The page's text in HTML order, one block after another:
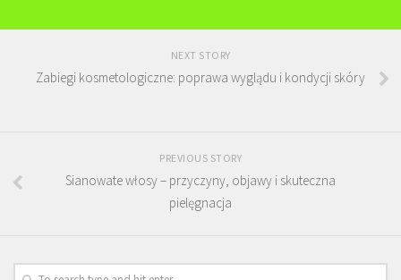
NEXT STORY
Zabiegi kosmetologiczne: poprawa wyglądu i kondycji skóry
PREVIOUS STORY
Sianowate włosy – przyczyny, objawy i skuteczna
pielęgnacja